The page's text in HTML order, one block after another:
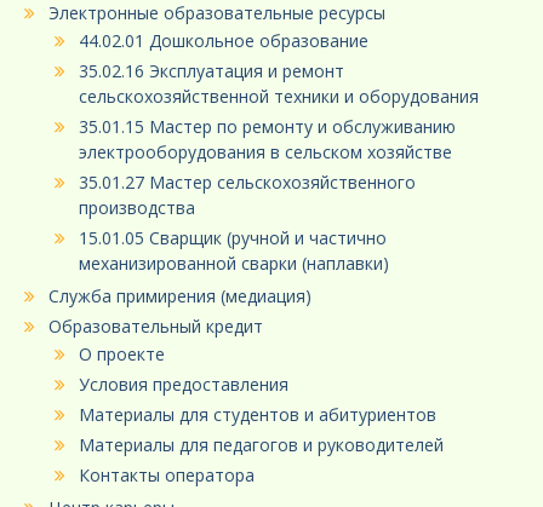
Электронные образовательные ресурсы
44.02.01 Дошкольное образование
35.02.16 Эксплуатация и ремонт
сельскохозяйственной техники и оборудования
35.01.15 Мастер по ремонту и обслуживанию
электрооборудования в сельском хозяйстве
35.01.27 Мастер сельскохозяйственного
производства
15.01.05 Сварщик (ручной и частично
механизированной сварки (наплавки)
Служба примирения (медиация)
Образовательный кредит
О проекте
Условия предоставления
Материалы для студентов и абитуриентов
Материалы для педагогов и руководителей
Контакты оператора